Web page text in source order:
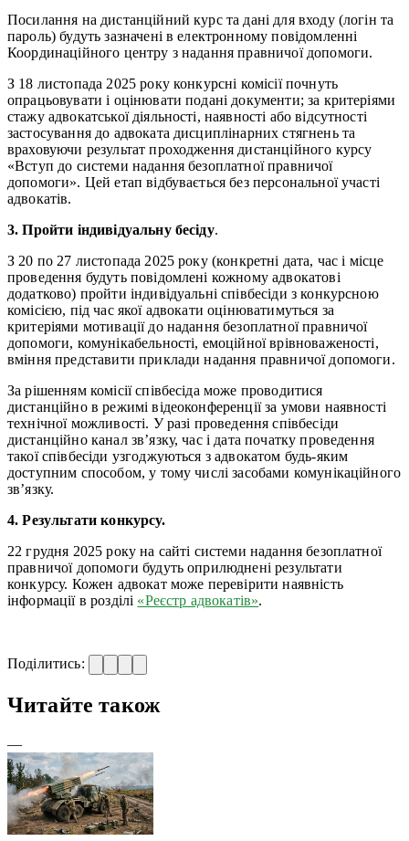
Посилання на дистанційний курс та дані для входу (логін та
пароль) будуть зазначені в електронному повідомленні
Координаційного центру з надання правничої допомоги.
З 18 листопада 2025 року конкурсні комісії почнуть
опрацьовувати і оцінювати подані документи; за критеріями
стажу адвокатської діяльності, наявності або відсутності
застосування до адвоката дисциплінарних стягнень та
враховуючи результат проходження дистанційного курсу
«Вступ до системи надання безоплатної правничої
допомоги». Цей етап відбувається без персональної участі
адвокатів.
3. Пройти індивідуальну бесіду.
З 20 по 27 листопада 2025 року (конкретні дата, час і місце
проведення будуть повідомлені кожному адвокатові
додатково) пройти індивідуальні співбесіди з конкурсною
комісією, під час якої адвокати оцінюватимуться за
критеріями мотивації до надання безоплатної правничої
допомоги, комунікабельності, емоційної врівноваженості,
вміння представити приклади надання правничої допомоги.
За рішенням комісії співбесіда може проводитися
дистанційно в режимі відеоконференції за умови наявності
технічної можливості. У разі проведення співбесіди
дистанційно канал зв’язку, час і дата початку проведення
такої співбесіди узгоджуються з адвокатом будь-яким
доступним способом, у тому числі засобами комунікаційного
зв’язку.
4. Результати конкурсу.
22 грудня 2025 року на сайті системи надання безоплатної
правничої допомоги будуть оприлюднені результати
конкурсу. Кожен адвокат може перевірити наявність
інформації в розділі «Реєстр адвокатів».
Поділитись:
Читайте також
—